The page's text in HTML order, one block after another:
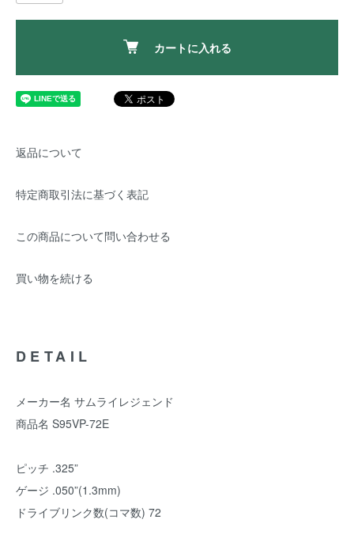
カートに入れる
返品について
特定商取引法に基づく表記
この商品について問い合わせる
買い物を続ける
DETAIL
メーカー名 サムライレジェンド
商品名 S95VP-72E
ピッチ .325”
ゲージ .050”(1.3mm)
ドライブリンク数(コマ数) 72